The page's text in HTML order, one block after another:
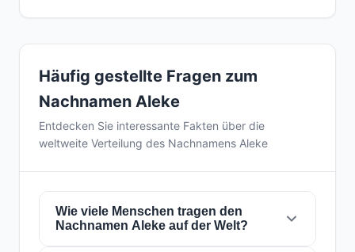
Häufig gestellte Fragen zum
Nachnamen Aleke
Entdecken Sie interessante Fakten über die
weltweite Verteilung des Nachnamens Aleke
Wie viele Menschen tragen den
Nachnamen Aleke auf der Welt?